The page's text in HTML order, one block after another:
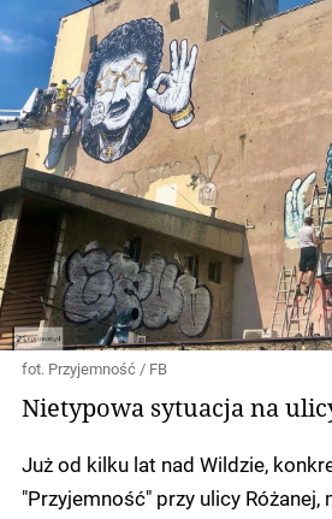
fot. Przyjemność / FB
Nietypowa sytuacja na
Już od kilku lat nad Wildzie,
"Przyjemność" przy ulicy Różanej,